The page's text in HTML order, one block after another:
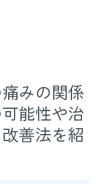
みの関係
能性や治
善法を紹